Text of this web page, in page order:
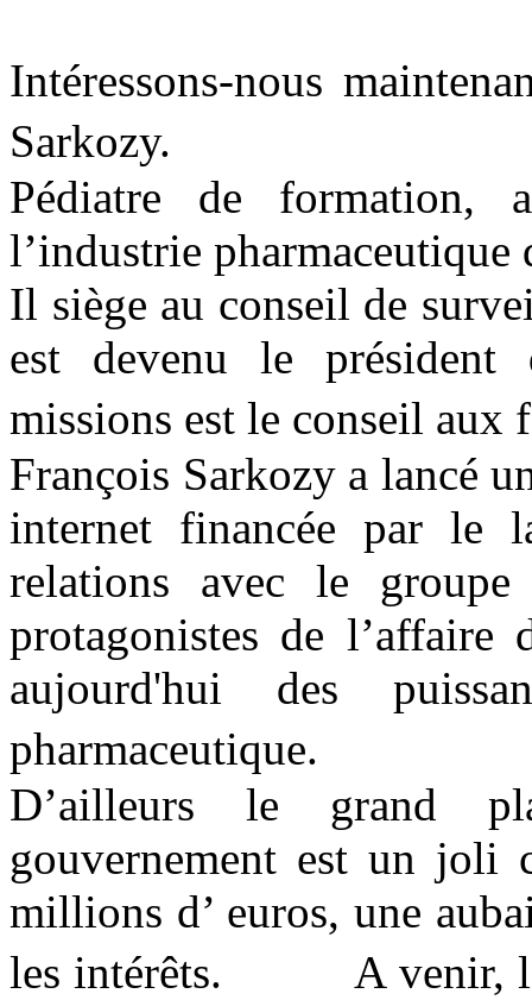
Intéressons-nous
Sarkozy.
Pédiatre de formation,
l’industrie pharmaceutique
Il siège au conseil de
est devenu le président
missions est le conseil
François Sarkozy a lancé
internet financée par le
relations avec le
protagonistes de
aujourd'hui des
pharmaceutique.
D’ailleurs le grand
gouvernement est un joli
millions d’ euros, une
les intérêts. A venir, le